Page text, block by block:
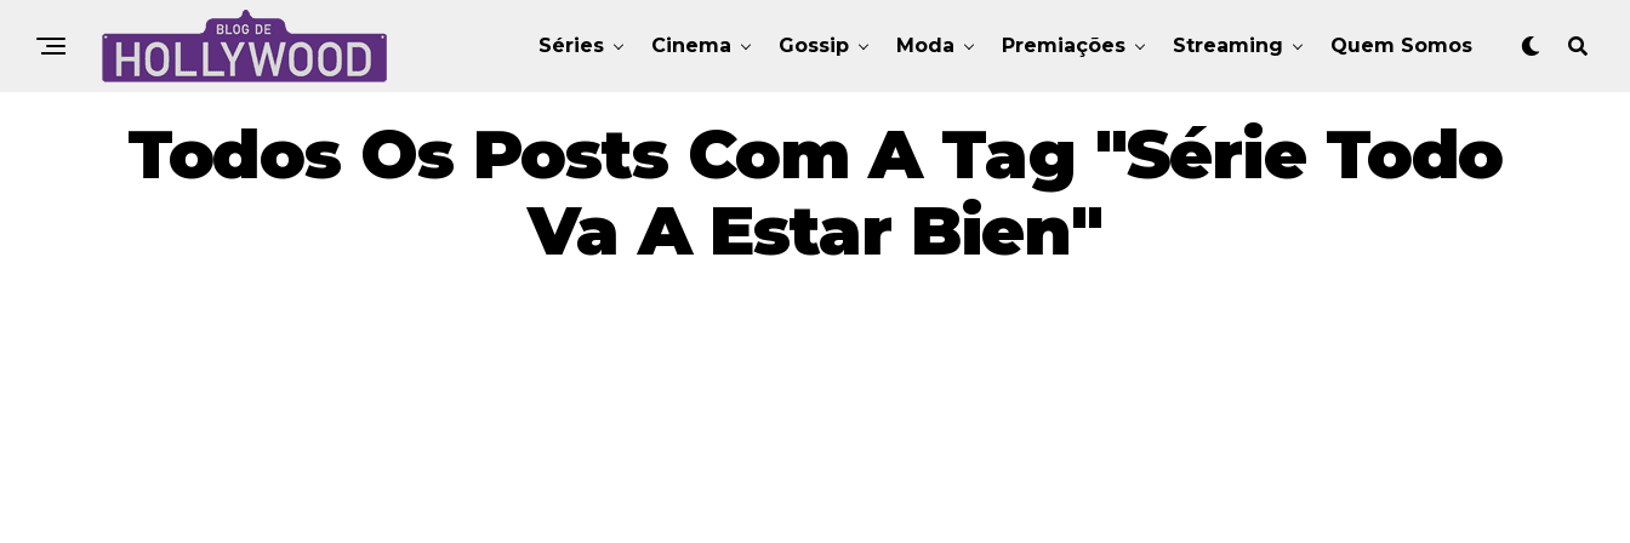
Séries Cinema Gossip Moda Premiações Streaming Quem Somos
Todos Os Posts Com A Tag "Série Todo
Va A Estar Bien"